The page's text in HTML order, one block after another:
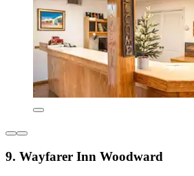
9. Wayfarer Inn Woodward